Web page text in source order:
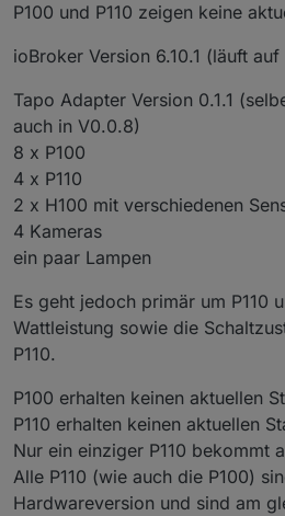
P100 und P110 zeigen keine
ioBroker Version 6.10.1 (läuft
Tapo Adapter Version 0.1.1
auch in V0.0.8)
8 x P100
4 x P110
2 x H100 mit verschiedenen
4 Kameras
ein paar Lampen
Es geht jedoch primär um P110
Wattleistung sowie die
P110.
P100 erhalten keinen aktuellen
P110 erhalten keinen aktuellen
Nur ein einziger P110 bekommt
Alle P110 (wie auch die P100)
Hardwareversion und sind am